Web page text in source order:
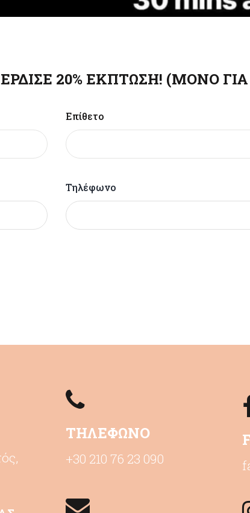
20% ΕΚΠΤΩΣΗ! (ΜΟΝΟ
Επίθετο
Τηλέφωνο
ΤΗΛΕΦΩΝΟ
+30 210 76 23 090